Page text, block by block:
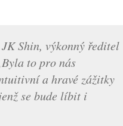
Shin, výkonný ředitel
to pro nás
a hravé zážitky
se bude líbit i